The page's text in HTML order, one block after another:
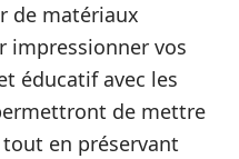
de matériaux
impressionner vos
éducatif avec les
de mettre
en préservant